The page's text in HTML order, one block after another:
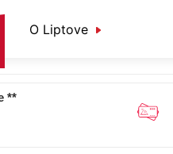
O Liptove
o Liptovedovolenky
**